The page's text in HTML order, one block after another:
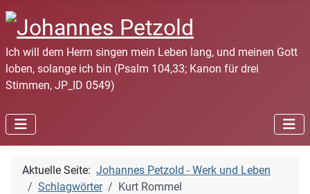
Ich will dem Herrn singen mein Leben lang, und meinen Gott
loben, solange ich bin (Psalm 104,33; Kanon für drei
Stimmen, JP_ID 0549)
Aktuelle Seite: Johannes Petzold - Werk und Leben
Schlagwörter
Kurt Rommel